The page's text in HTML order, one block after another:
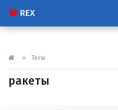
REX
» Теги
ракеты